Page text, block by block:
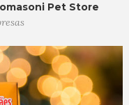
Pet Store